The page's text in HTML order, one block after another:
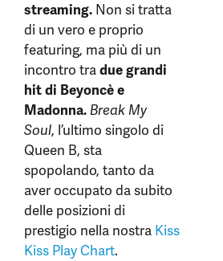
streaming. Non si tratta
di un vero e proprio
featuring, ma più di un
incontro tradue grandi
hit di Beyoncè e
Madonna. Break My
Soul, l’ultimo singolo di
Queen B, sta
spopolando, tanto da
aver occupato da subito
delle posizioni di
prestigio nella nostra Kiss
Kiss Play Chart.